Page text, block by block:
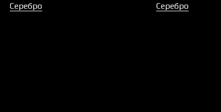
Серебро
Серебро